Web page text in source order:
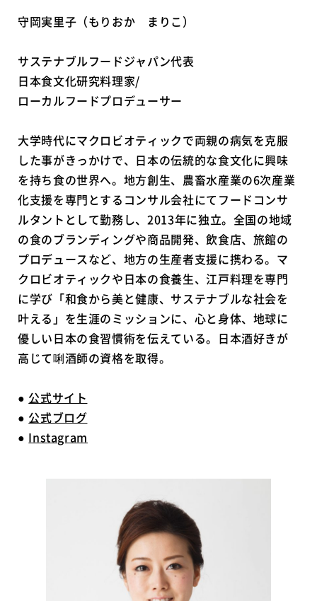
守岡実里子（もりおか まりこ）
サステナブルフードジャパン代表
日本食文化研究料理家/
ローカルフードプロデューサー
大学時代にマクロビオティックで両親の病気を克服
した事がきっかけで、日本の伝統的な食文化に興味
を持ち食の世界へ。地方創生、農畜水産業の6次産業
化支援を専門とするコンサル会社にてフードコンサ
ルタントとして勤務し、2013年に独立。全国の地域
の食のブランディングや商品開発、飲食店、旅館の
プロデュースなど、地方の生産者支援に携わる。マ
クロビオティックや日本の食養生、江戸料理を専門
に学び「和食から美と健康、サステナブルな社会を
叶える」を生涯のミッションに、心と身体、地球に
優しい日本の食習慣術を伝えている。日本酒好きが
高じて唎酒師の資格を取得。
● 公式サイト
● 公式ブログ
● Instagram